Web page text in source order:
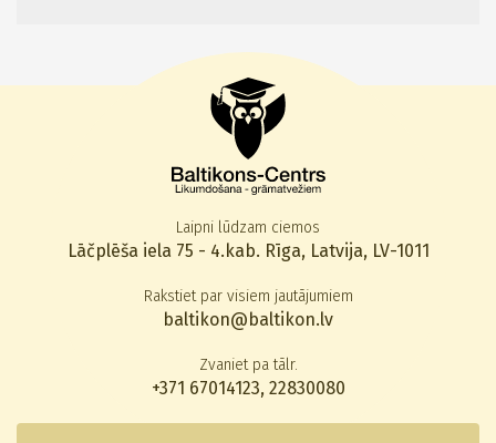
Laipni lūdzam ciemos
Lāčplēša iela 75 - 4.kab. Rīga, Latvija, LV-1011
Rakstiet par visiem jautājumiem
baltikon@baltikon.lv
Zvaniet pa tālr.
+371 67014123, 22830080